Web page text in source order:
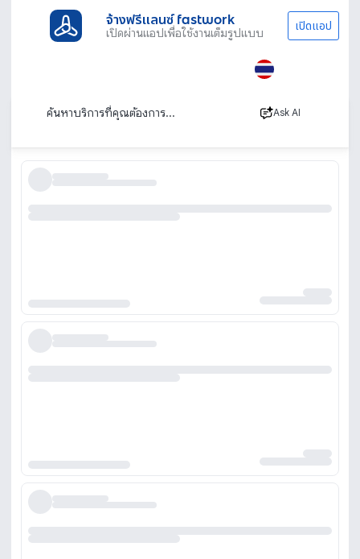
จ้างฟรีแลนซ์ fastwork
เปิดผ่านแอปเพื่อใช้งานเต็มรูปแบบ เปิดแอป
Ask AI
เรียงตาม